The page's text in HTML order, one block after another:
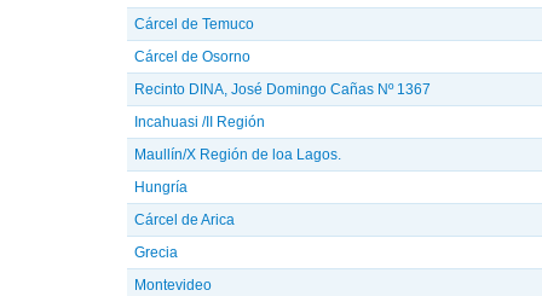
Cárcel de Temuco
Cárcel de Osorno
Recinto DINA, José Domingo Cañas Nº 1367
Incahuasi /II Región
Maullín/X Región de loa Lagos.
Hungría
Cárcel de Arica
Grecia
Montevideo